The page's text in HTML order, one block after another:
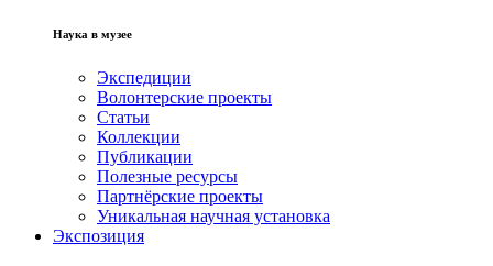
Наука в музее
Экспедиции
Волонтерские проекты
Статьи
Коллекции
Публикации
Полезные ресурсы
Партнёрские проекты
Уникальная научная установка
Экспозиция